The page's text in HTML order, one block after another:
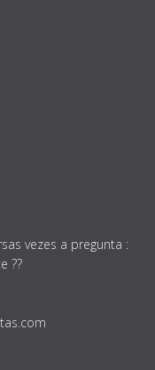
vezes a pregunta :
??